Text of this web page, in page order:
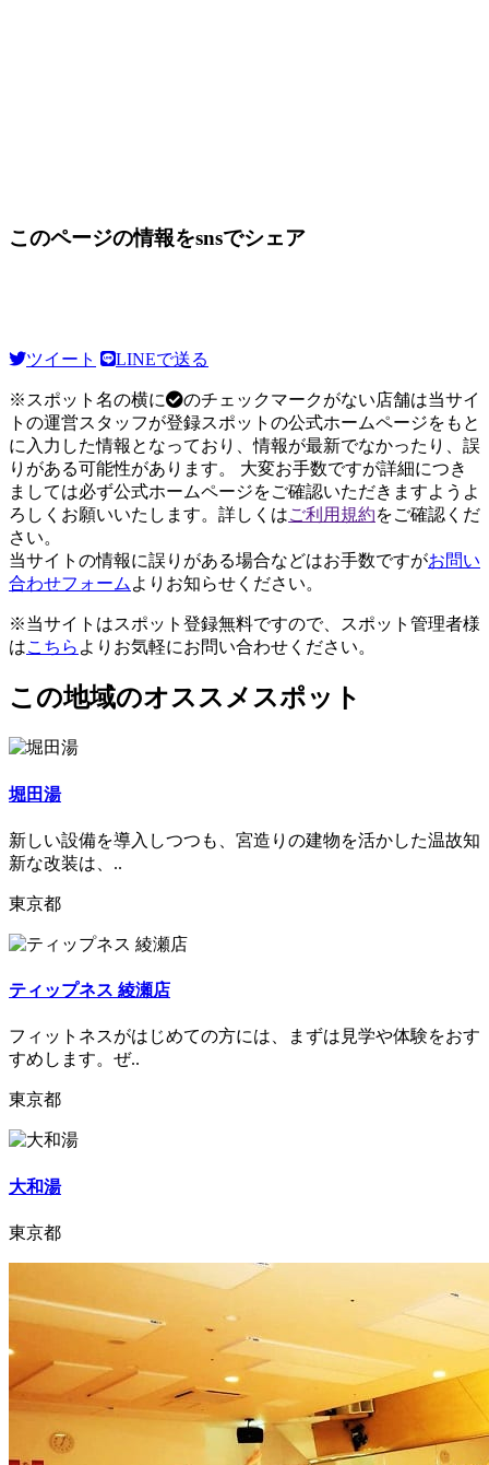
このページの情報をsnsでシェア
ツイート LINEで送る
※スポット名の横に
のチェックマークがない店舗は当サイ
トの運営スタッフが登録スポットの公式ホームページをもと
に入力した情報となっており、情報が最新でなかったり、誤
りがある可能性があります。 大変お手数ですが詳細につき
ましては必ず公式ホームページをご確認いただきますようよ
ろしくお願いいたします。詳しくはご利用規約をご確認くだ
さい。
当サイトの情報に誤りがある場合などはお手数ですがお問い
合わせフォーム よりお知らせください。
※当サイトはスポット登録無料ですので、スポット管理者様
はこちら よりお気軽にお問い合わせください。
この地域のオススメスポット
堀田湯
新しい設備を導入しつつも、宮造りの建物を活かした温故知
新な改装は、..
東京都
ティップネス 綾瀬店
フィットネスがはじめての方には、まずは見学や体験をおす
すめします。ぜ..
東京都
大和湯
東京都